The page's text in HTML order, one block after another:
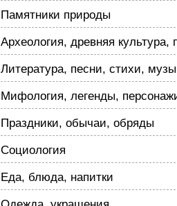
Памятники природы
Археология, древняя культура,
Литература, песни, стихи,
Мифология, легенды,
Праздники, обычаи, обряды
Социология
Еда, блюда, напитки